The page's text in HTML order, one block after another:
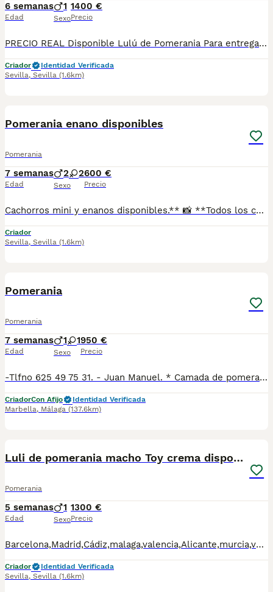
6 semanas
Edad
1
Sexo
1400 €
Precio
PRECIO REAL Disponible Lulú de Pomerania Para entregar en 4 semanas Criado en ambiente familiar Se entrega vacunado y desparasitado con su cartilla sanitaria y su contrato de garantía vírica y congénita Se envían a toda España con la opción de pagar contra reembolso: Cádiz, Málaga, Madrid, Barcelona, Salamanca, Badajoz, La Rioja, Lleida, Huesca, Huelva, Jaén, Córdoba, Islas Baleares, Valencia, Castellón, Murcia, Tarragona, Girona, Galicia, Zaragoza, Granada, Pamplona… Teléfono de contacto: 661154732
Criador
Identidad Verificada
Sevilla, Sevilla (1.6km)
Pomerania enano disponibles
Pomerania
7 semanas
Edad
2 2
Sexo
600 €
Precio
Cachorros mini y enanos disponibles.** 📸 **Todos los cachorros disponibles están publicados en nuestra web**, donde podrás ver fotos actualizadas, información y disponibilidad. ✅ Se entregan con: ✔ Cartilla veterinaria. ✔ Vacunas al día según la edad. ✔ Pienso para los primeros días. ✔ Contrato de compra. ✔ Garantía. 🚚 **Envíos con pago a la entrega** para mayor comodidad y tranquilidad. 📍 Enviamos a: Andalucía, Madrid, Cataluña, Comunidad Valenciana, Murcia, Aragón, Castilla-La Mancha, Castilla y León, Extremadura, Galicia, Asturias, Cantabria, País Vasco, Navarra y La Rioja. 📞 Teléfono y WhatsApp: **621 31 88 32** 🌐 Web: https://www.mundochihuahua.es
Criador
Sevilla, Sevilla (1.6km)
Pomerania
Pomerania
7 semanas
Edad
1 1
Sexo
950 €
Precio
-Tlfno 625 49 75 31. - Juan Manuel. * Camada de pomerania hembra disponible. * Un macho merle con un ojo azul. * Una hembra canela y manchas merles con los ojos azules. * Se entregan vacunados y desparasitados con cartilla veterinaria. * Revisión veterinaria completa con test de Parvo y coronavirus para garantizar que están sanos.
CriadorCon Afijo
Identidad Verificada
Marbella, Málaga (137.6km)
Luli de pomerania macho Toy crema disponible
Pomerania
5 semanas
Edad
1
Sexo
1300 €
Precio
Barcelona,Madrid,Cádiz,malaga,valencia,Alicante,murcia,valencia,Lleida,Guipúzcoa, Pontevedra,palma mallorca etc.. se hacen entregas Cachorritos disponibles para ir a su nuevo hogar todos nuestros cachorros se crían en un ambiente familiar y socializan con personas niños y demás por lo que son muy adaptables a su nuevo hogar para más información no duden en contactarme mi nombre es carolina 614156976 fotos videos y demás . Todos nuestros cachorros se entregan con su cartilla de vacunación al día y sus desparasitaciones al día más su respectivo contrato de compra y venta con sus respectivas garantías víricas y genéticas . Precios desde: Hacemos entregas en toda España. Madrid,Barcelona,Alicante, Guipúzcoa,Asturias,Palma de mallorca,Málaga
Criador
Identidad Verificada
Sevilla, Sevilla (1.6km)